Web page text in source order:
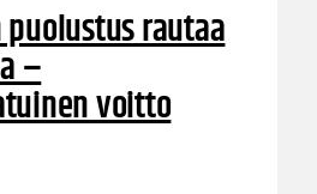
rautaa
–
voitto